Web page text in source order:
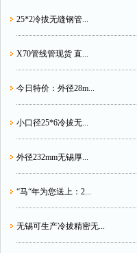
25*2冷拔无缝钢管...
X70管线管现货 直...
今日特价：外径28m...
小口径25*6冷拔无...
外径232mm无锡厚...
“马“年为您送上：2...
无锡可生产冷拔精密无...